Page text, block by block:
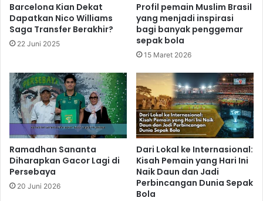
Barcelona Kian Dekat
Dapatkan Nico Williams
Saga Transfer Berakhir?
22 Juni 2025
Profil pemain Muslim Brasil
yang menjadi inspirasi
bagi banyak penggemar
sepak bola
15 Maret 2026
Ramadhan Sananta
Diharapkan Gacor Lagi di
Persebaya
20 Juni 2026
Dari Lokal ke Internasional:
Kisah Pemain yang Hari Ini
Naik Daun dan Jadi
Perbincangan Dunia Sepak
Bola